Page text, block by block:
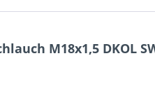
M18x1,5 DKOL